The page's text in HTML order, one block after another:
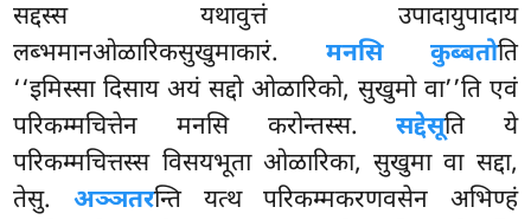
सद्दस्स यथावुत्तं उपादायुपादाय
लब्भमानओळारिकसुखुमाकारं. मनसि कुब्बतोति
‘‘इमिस्सा दिसाय अयं सद्दो ओळारिको, सुखुमो वा’’ति एवं
परिकम्मचित्तेन मनसि करोन्तस्स.सद्देसूति ये
परिकम्मचित्तस्स विसयभूता ओळारिका, सुखुमा वा सद्दा,
तेसु. अञ्ञतरन्ति यत्थ परिकम्मकरणवसेन अभिण्हं